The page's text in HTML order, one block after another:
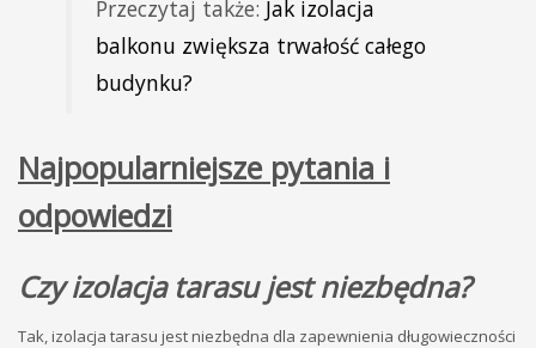
Przeczytaj także: Jak izolacja
balkonu zwiększa trwałość całego
budynku?
Najpopularniejsze pytania i
odpowiedzi
Czy izolacja tarasu jest niezbędna?
Tak, izolacja tarasu jest niezbędna dla zapewnienia długowieczności